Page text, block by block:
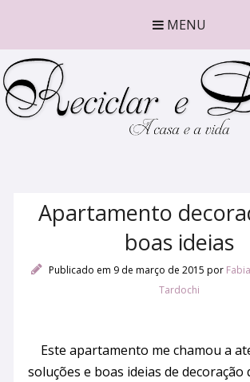
MENU
Apartamento
boas ideias
Publicado em 9 de março de 2015 por
Tardochi
Este apartamento me chamou a
soluções e boas ideias de decoração